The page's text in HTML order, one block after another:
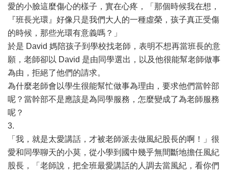
愛的小臉這麼傷心的樣子，實在心疼，「那個時候我在想，
『班長光環』好像只是我們大人的一種虛榮，孩子真正受傷
的時候，那些光環有意義嗎？」
於是 David 媽陪孩子到學校找老師，表明不想再當班長的意
願，老師卻以 David 是由同學選出，以及他很能幫老師做事
為由，拒絕了他們的請求。
為什麼老師會以學生很能幫忙做事為理由，要求他們當幹部
呢？當幹部不是應該是為同學服務，怎麼變成了為老師服務
呢？
3.
「我，就是太愛講話，才被老師派去做風紀股長的啊！」很
愛和同學聊天的小莫，從小學到國中幾乎無間斷地擔任風紀
股長，「老師說，把全班最愛講話的人調去當風紀，看你們